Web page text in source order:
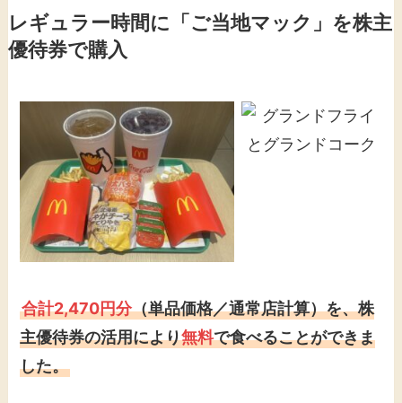
レギュラー時間に「ご当地マック」を株主
優待券で購入
合計2,470円分（単品価格／通常店計算）を、株
主優待券の活用により無料で食べることができま
した。